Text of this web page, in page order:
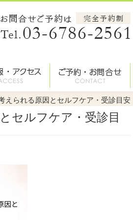
えられる原因とセルフケア・受診目安
セルフケア・受診目